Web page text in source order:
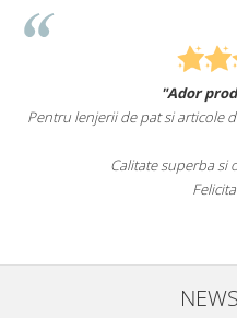
"Ador
Pentru lenjerii de pat si articole
Calitate superba si